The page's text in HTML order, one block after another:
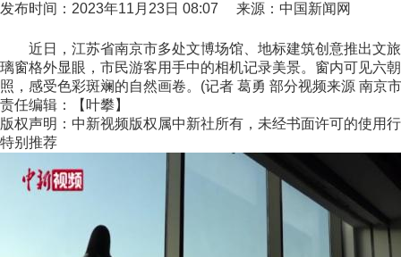
发布时间：2023年11月23日 08:07 来源：中国新闻网
近日，江苏省南京市多处文博场馆、地标建筑创意推出文旅
璃窗格外显眼，市民游客用手中的相机记录美景。窗内可见六
照，感受色彩斑斓的自然画卷。(记者 葛勇 部分视频来源 南京
责任编辑：【叶攀】
版权声明：中新视频版权属中新社所有，未经书面许可的使用
特别推荐